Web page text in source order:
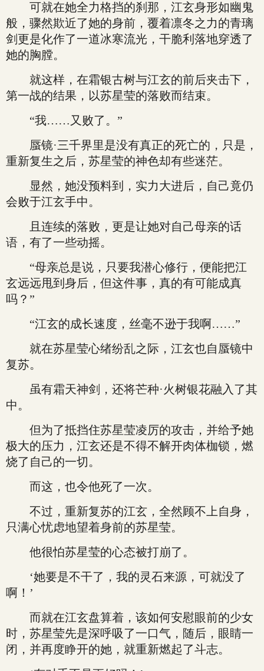
可就在她全力格挡的刹那，江玄身形如幽鬼
般，骤然欺近了她的身前，覆着凛冬之力的青璃
剑更是化作了一道冰寒流光，干脆利落地穿透了
她的胸膛。
就这样，在霜银古树与江玄的前后夹击下，
第一战的结果，以苏星莹的落败而结束。
“我……又败了。”
蜃镜·三千界里是没有真正的死亡的，只是，
重新复生之后，苏星莹的神色却有些迷茫。
显然，她没预料到，实力大进后，自己竟仍
会败于江玄手中。
且连续的落败，更是让她对自己母亲的话
语，有了一些动摇。
“母亲总是说，只要我潜心修行，便能把江
玄远远甩到身后，但这件事，真的有可能成真
吗？”
“江玄的成长速度，丝毫不逊于我啊……”
就在苏星莹心绪纷乱之际，江玄也自蜃镜中
复苏。
虽有霜天神剑，还将芒种·火树银花融入了其
中。
但为了抵挡住苏星莹凌厉的攻击，并给予她
极大的压力，江玄还是不得不解开肉体枷锁，燃
烧了自己的一切。
而这，也令他死了一次。
不过，重新复苏的江玄，全然顾不上自身，
只满心忧虑地望着身前的苏星莹。
他很怕苏星莹的心态被打崩了。
‘她要是不干了，我的灵石来源，可就没了
啊！’
而就在江玄盘算着，该如何安慰眼前的少女
时，苏星莹先是深呼吸了一口气，随后，眼睛一
闭，并再度睁开的她，就重新燃起了斗志。